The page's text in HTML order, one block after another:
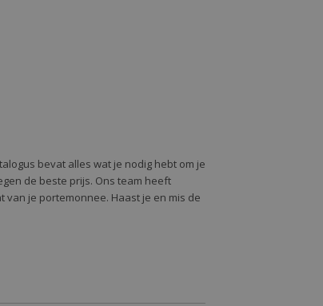
bevat alles wat je nodig hebt om je
de beste prijs. Ons team heeft
je portemonnee. Haast je en mis de